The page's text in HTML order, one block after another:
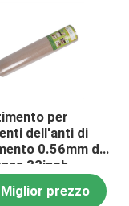
per
dell'anti di
0.56mm di
32inch
commerciale
Miglior prezzo